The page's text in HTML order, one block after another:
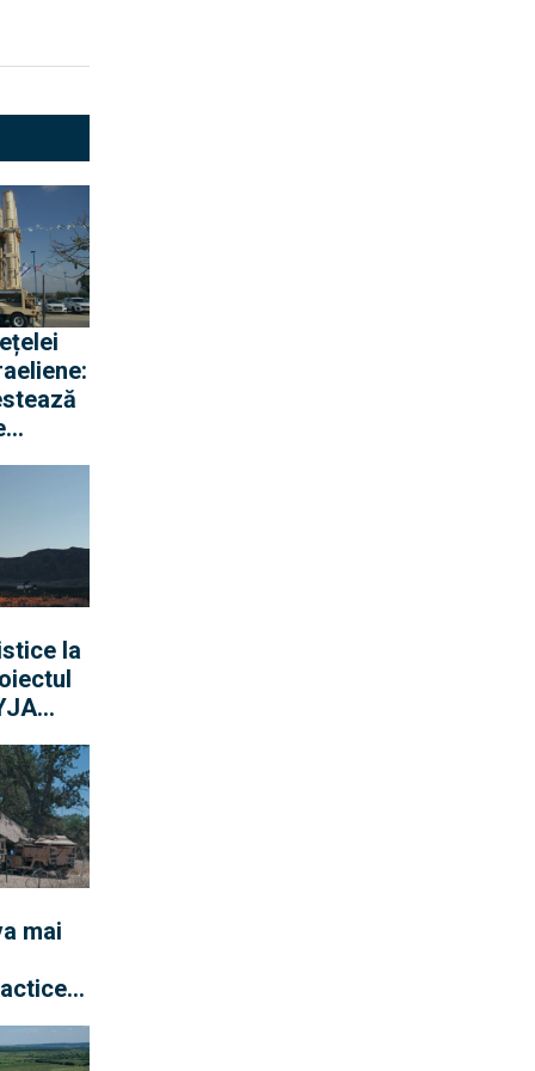
la
a
al
mai